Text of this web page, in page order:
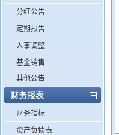
分红公告
定期报告
人事调整
基金销售
其他公告
财务报表
财务指标
资产负债表